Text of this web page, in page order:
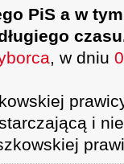
PiS a w
, w dniu
i